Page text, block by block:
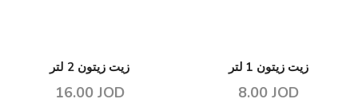
زيت زيتون 1 لتر
8.00 JOD
زيت زيتون 2 لتر
16.00 JOD